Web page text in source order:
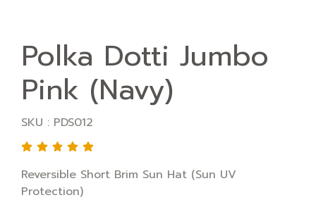
Polka Dotti Jumbo
Pink (Navy)
SKU : PDS012
Reversible Short Brim Sun Hat (Sun UV
Protection)